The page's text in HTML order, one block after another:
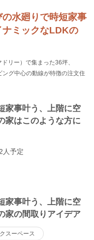
水廻りで時短家事
ナミックなLDKの
リー）で集まった36坪、
グ中心の動線が特徴の注文住
家事叶う、上階に空
家はこのような方に
人予定
家事叶う、上階に空
家の間取りアイデア
スーペース